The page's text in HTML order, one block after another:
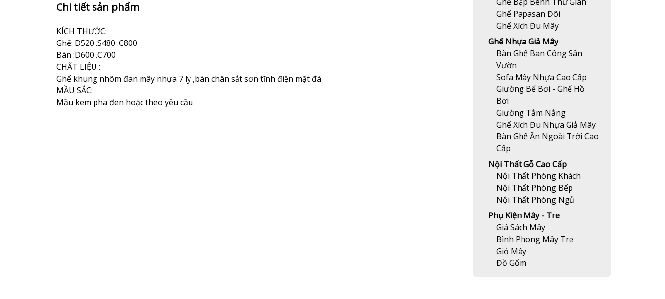
Chi tiết sản phẩm
KÍCH THƯỚC:
Ghế: D520 .S480 .C800
Bàn :D600 .C700
CHẤT LIỆU :
Ghế khung nhôm đan mây nhựa 7 ly ,bàn chân sắt sơn tĩnh điện mặt đá
MẦU SẮC:
Mầu kem pha đen hoặc theo yêu cầu
Ghế Papasan Đôi
Ghế Xích Đu Mây
Ghế Nhựa Giả Mây
Bàn Ghế Ban Công Sân
Vườn
Sofa Mây Nhựa Cao Cấp
Giường Bể Bơi - Ghế Hồ
Bơi
Giường Tắm Nắng
Ghế Xích Đu Nhựa Giả Mây
Bàn Ghế Ăn Ngoài Trời Cao
Cấp
Nội Thất Gỗ Cao Cấp
Nội Thất Phòng Khách
Nội Thất Phòng Bếp
Nội Thất Phòng Ngủ
Phụ Kiện Mây - Tre
Giá Sách Mây
Bình Phong Mây Tre
Giỏ Mây
Đồ Gốm